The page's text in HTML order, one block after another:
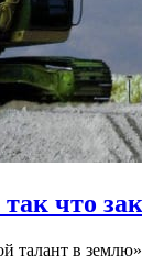
так что
талант в